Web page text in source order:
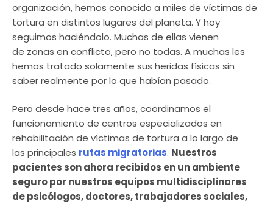
organización, hemos conocido a miles de víctimas de
tortura en distintos lugares del planeta. Y hoy
seguimos haciéndolo. Muchas de ellas vienen
de zonas en conflicto, pero no todas. A muchas les
hemos tratado solamente sus heridas físicas sin
saber realmente por lo que habían pasado.
Pero desde hace tres años, coordinamos el
funcionamiento de centros especializados en
rehabilitación de víctimas de tortura a lo largo de
las principales rutas migratorias. Nuestros
pacientes son ahora recibidos en un ambiente
seguro por nuestros equipos multidisciplinares
de psicólogos, doctores, trabajadores sociales,